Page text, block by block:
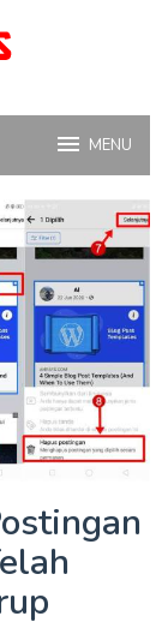
MENU